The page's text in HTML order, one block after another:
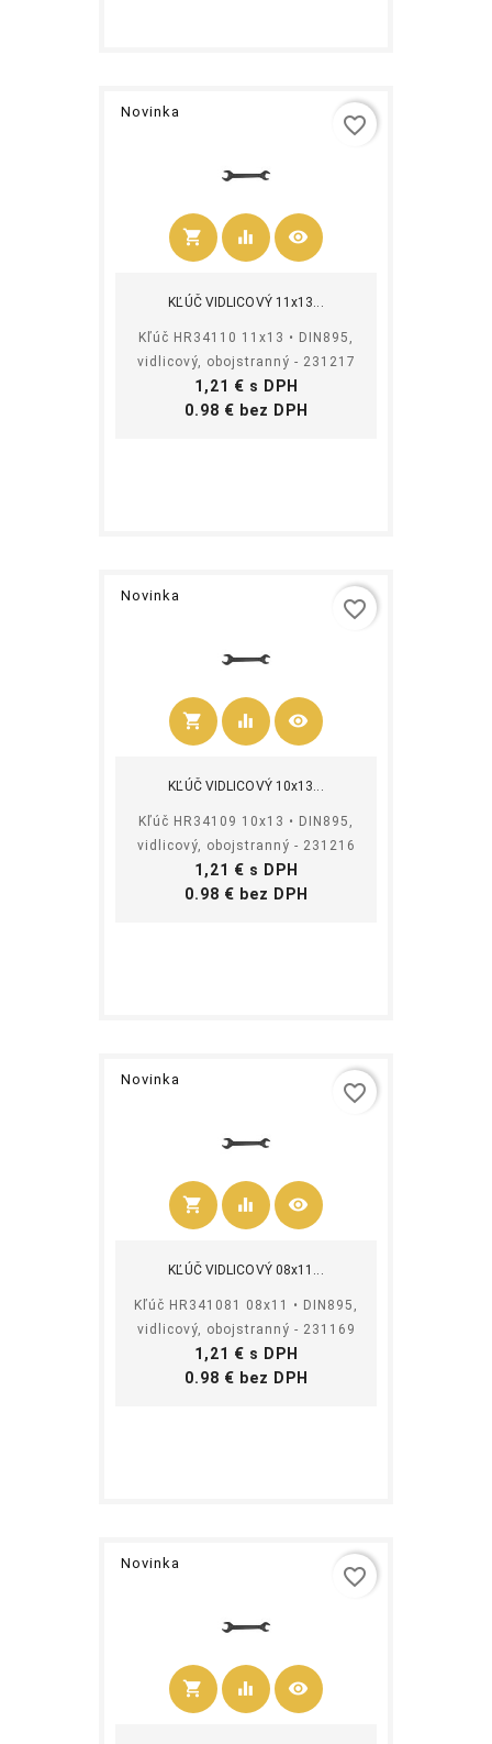
Novinka
shopping_cart
Kúpiť
equalizer visibility
KĽÚČ VIDLICOVÝ 11x13...
Kľúč HR34110 11x13 • DIN895,
vidlicový, obojstranný - 231217
Cena
1,21 € s DPH
0.98 € bez DPH
favorite_border
Novinka
shopping_cart
Kúpiť
equalizer visibility
KĽÚČ VIDLICOVÝ 10x13...
Kľúč HR34109 10x13 • DIN895,
vidlicový, obojstranný - 231216
Cena
1,21 € s DPH
0.98 € bez DPH
favorite_border
Novinka
shopping_cart
Kúpiť
equalizer visibility
KĽÚČ VIDLICOVÝ 08x11...
Kľúč HR341081 08x11 • DIN895,
vidlicový, obojstranný - 231169
Cena
1,21 € s DPH
0.98 € bez DPH
favorite_border
Novinka
shopping_cart
Kúpiť
equalizer visibility
favorite_border